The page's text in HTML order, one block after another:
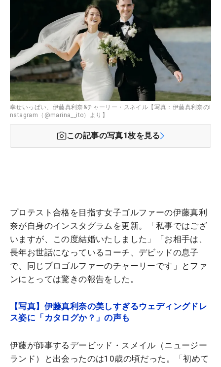
幸せいっぱい、伊藤真利奈&チャーリー・スネイル【写真：伊藤真利奈のI
nstagram（@marina__ito）より】
この記事の写真1枚を見る
プロテスト合格を目指す女子ゴルファーの伊藤真利
奈が自身のインスタグラムを更新。「私事ではござ
いますが、この度結婚いたしました」「お相手は、
長年お世話になっているコーチ、デビッドの息子
で、同じプロゴルファーのチャーリーです」とファ
ンにとっては驚きの報告をした。
【写真】伊藤真利奈の美しすぎるウェディングドレ
ス姿に「カタログか？」の声も
伊藤が師事するデービッド・スメイル（ニュージー
ランド）と出会ったのは10歳の頃だった。「初めて